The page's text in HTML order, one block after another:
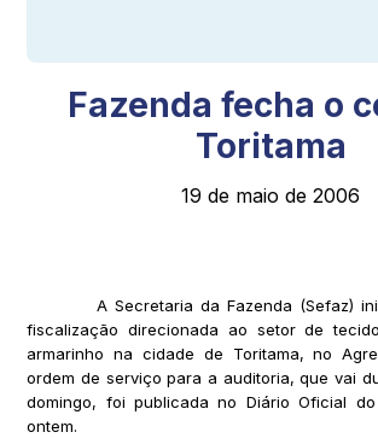
Fazenda fecha o
Toritama
19 de maio de 2006
A Secretaria da Fazenda (Sefaz)
fiscalização direcionada ao setor de
armarinho na cidade de Toritama, no
ordem de serviço para a auditoria, que vai
domingo, foi publicada no Diário Oficial do
ontem.